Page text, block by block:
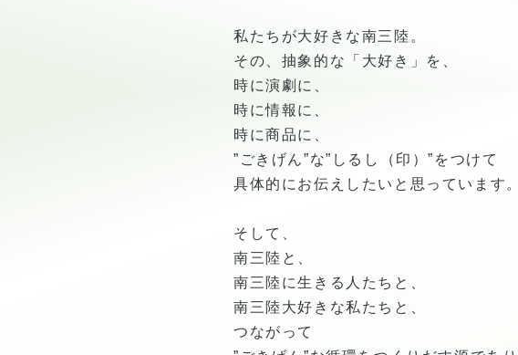
私たちが大好きな南三陸。
その、抽象的な「大好き」を、
時に演劇に、
時に情報に、
時に商品に、
”ごきげん”な”しるし（印）”をつけて
具体的にお伝えしたいと思っています。
そして、
南三陸と、
南三陸に生きる人たちと、
南三陸大好きな私たちと、
つながって